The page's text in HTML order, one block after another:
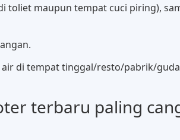
toliet maupun tempat cuci piring),
di tempat tinggal/resto/pabrik/
terbaru paling